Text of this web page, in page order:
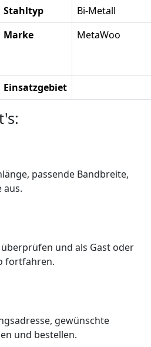
Stahltyp
Bi-Metall
Marke MetaWoo
Einsatzgebiet
passende Bandbreite,
aus.
und als Gast oder
fortfahren.
gewünschte
und bestellen.